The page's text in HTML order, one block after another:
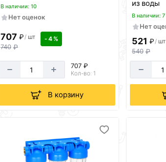
В наличии: 10
Нет оценок
707 ₽ / шт
740 ₽
- 4 %
707 ₽
Кол-во: 1
В корзину
из воды
В наличии: 7
Нет
521 ₽/ шт
540 ₽